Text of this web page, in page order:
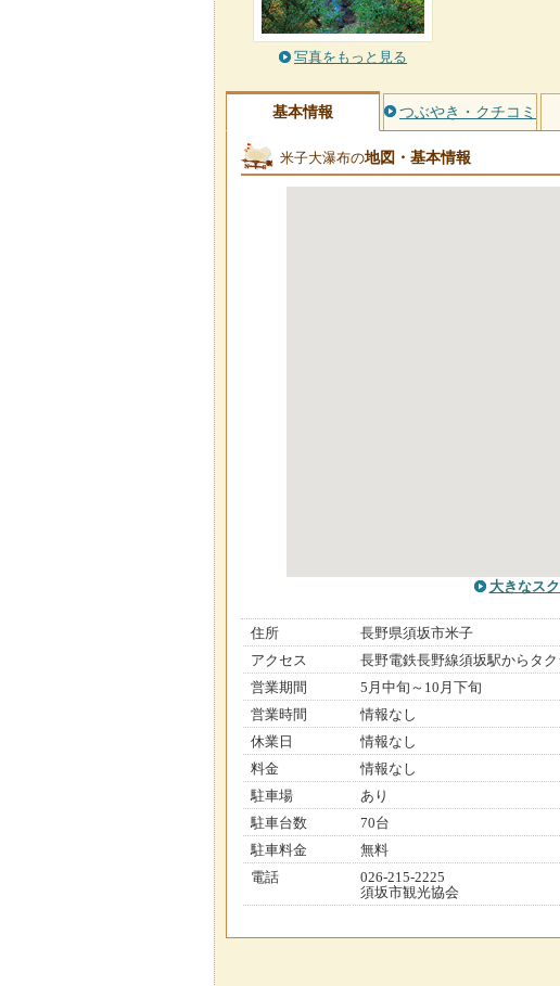
写真をもっと見る
基本情報 つぶやき・クチコミ
米子大瀑布の地図・基本情報
大きなス
住所
長野県須坂市米子
アクセス
長野電鉄長野線須坂駅からタ
営業期間
5月中旬～10月下旬
営業時間
情報なし
休業日
情報なし
料金
情報なし
駐車場
あり
駐車台数
70台
駐車料金
無料
電話
026-215-2225
須坂市観光協会